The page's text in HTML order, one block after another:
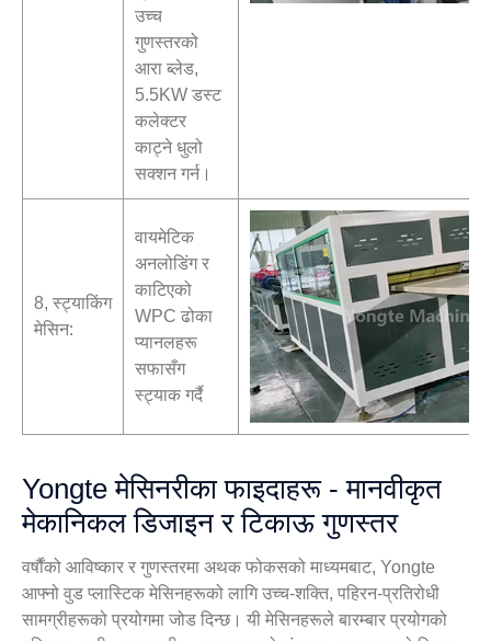
उच्च
गुणस्तरको
आरा ब्लेड,
5.5KW डस्ट
कलेक्टर
काट्ने धुलो
सक्शन गर्न।
8, स्ट्याकिंग
मेसिन:
वायमेटिक
अनलोडिंग र
काटिएको
WPC ढोका
प्यानलहरू
सफासँग
स्ट्याक गर्दै
Yongte मेसिनरीका फाइदाहरू - मानवीकृत
मेकानिकल डिजाइन र टिकाऊ गुणस्तर
वर्षौंको आविष्कार र गुणस्तरमा अथक फोकसको माध्यमबाट, Yongte
आफ्नो वुड प्लास्टिक मेसिनहरूको लागि उच्च-शक्ति, पहिरन-प्रतिरोधी
सामग्रीहरूको प्रयोगमा जोड दिन्छ। यी मेसिनहरूले बारम्बार प्रयोगको